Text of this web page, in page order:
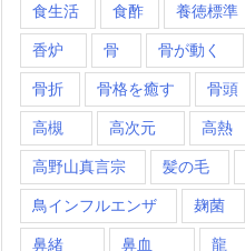
食生活 食酢 養徳標準
香炉 骨 骨が動く
骨折 骨格を癒す 骨頭
高槻 高次元 高熱
高野山真言宗 髪の毛
鳥インフルエンザ 麹菌
鼻緒 鼻血 龍